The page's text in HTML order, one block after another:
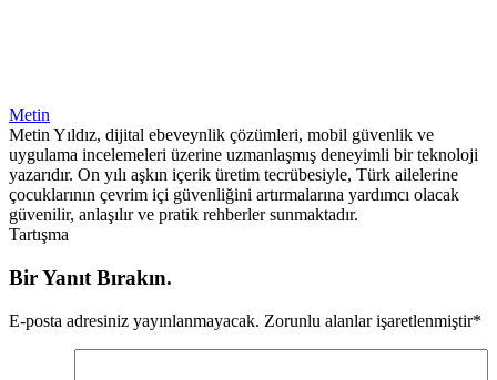
Metin
Metin Yıldız, dijital ebeveynlik çözümleri, mobil güvenlik ve
uygulama incelemeleri üzerine uzmanlaşmış deneyimli bir teknoloji
yazarıdır. On yılı aşkın içerik üretim tecrübesiyle, Türk ailelerine
çocuklarının çevrim içi güvenliğini artırmalarına yardımcı olacak
güvenilir, anlaşılır ve pratik rehberler sunmaktadır.
Tartışma
Bir Yanıt Bırakın.
E-posta adresiniz yayınlanmayacak. Zorunlu alanlar işaretlenmiştir*